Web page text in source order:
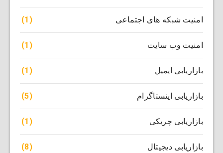
امنیت شبکه های اجتماعی (1)
امنیت وب سایت (1)
بازاریابی ایمیل (1)
بازاریابی اینستاگرام (5)
بازاریابی چریکی (1)
بازاریابی دیجیتال (8)